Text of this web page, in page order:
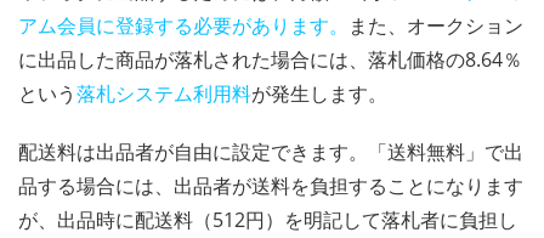
アム会員に登録する必要があります。
また、オークション
に出品した商品が落札された場合には、落札価格の8.64％
という落札システム利用料が発生します。
配送料は出品者が自由に設定できます。「送料無料」で出
品する場合には、出品者が送料を負担することになります
が、出品時に配送料（512円）を明記して落札者に負担し